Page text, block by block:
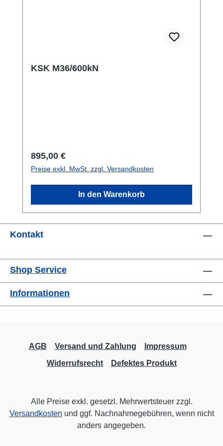
KSK M36/600kN
Regulärer Preis:
895,00 €
Preise exkl. MwSt. zzgl. Versandkosten
In den Warenkorb
Kontakt
Shop Service
Informationen
AGB Versand und Zahlung
Impressum
Widerrufsrecht
Defektes Produkt
Alle Preise exkl. gesetzl. Mehrwertsteuer zzgl.
Versandkosten und ggf. Nachnahmegebühren, wenn nicht
anders angegeben.